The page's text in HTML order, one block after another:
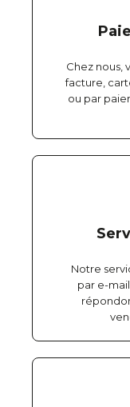
Chez nous,
facture,
ou par
Notre
par e-